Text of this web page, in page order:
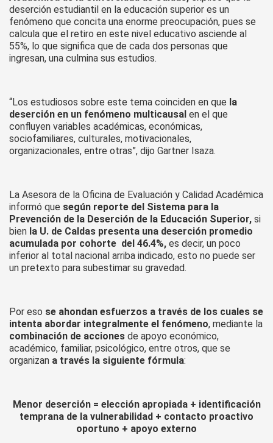
deserción estudiantil en la educación superior es un
fenómeno que concita una enorme preocupación, pues se
calcula que el retiro en este nivel educativo asciende al
55%, lo que significa que de cada dos personas que
ingresan, una culmina sus estudios.
“Los estudiosos sobre este tema coinciden en que la
deserción en un fenómeno multicausal en el que
confluyen variables académicas, económicas,
sociofamiliares, culturales, motivacionales,
organizacionales, entre otras”, dijo Gartner Isaza.
La Asesora de la Oficina de Evaluación y Calidad Académica
informó que según reporte del Sistema para la
Prevención de la Deserción de la Educación Superior, si
bien la U. de Caldas presenta una deserción promedio
acumulada por cohorte del 46.4%, es decir, un poco
inferior al total nacional arriba indicado, esto no puede ser
un pretexto para subestimar su gravedad.
Por eso se ahondan esfuerzos a través de los cuales se
intenta abordar integralmente el fenómeno, mediante la
combinación de acciones de apoyo económico,
académico, familiar, psicológico, entre otros, que se
organizan a través la siguiente fórmula:
Menor deserción = elección apropiada + identificación
temprana de la vulnerabilidad + contacto proactivo
oportuno + apoyo externo